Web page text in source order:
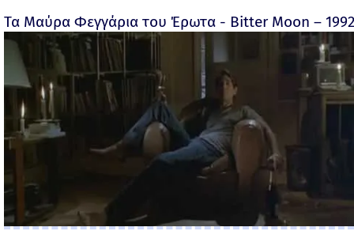
Τα Μαύρα Φεγγάρια του Έρωτα - Bitter Moon –